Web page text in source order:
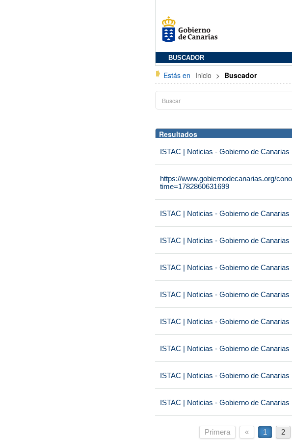
BUSCADOR
Estás en Inicio > Buscador
Resultados
ISTAC | Noticias - Gobierno de Canarias
https://www.gobiernodecanarias.org/
time=1782860631699
ISTAC | Noticias - Gobierno de Canarias
ISTAC | Noticias - Gobierno de Canarias
ISTAC | Noticias - Gobierno de Canarias
ISTAC | Noticias - Gobierno de Canarias
ISTAC | Noticias - Gobierno de Canarias
ISTAC | Noticias - Gobierno de Canarias
ISTAC | Noticias - Gobierno de Canarias
ISTAC | Noticias - Gobierno de Canarias
Primera « 1 2